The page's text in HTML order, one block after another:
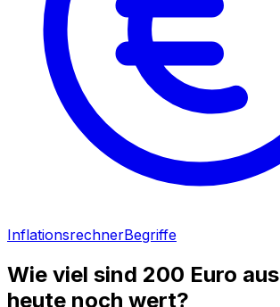
InflationsrechnerBegriffe
Wie viel sind 200 Euro aus
heute noch wert?